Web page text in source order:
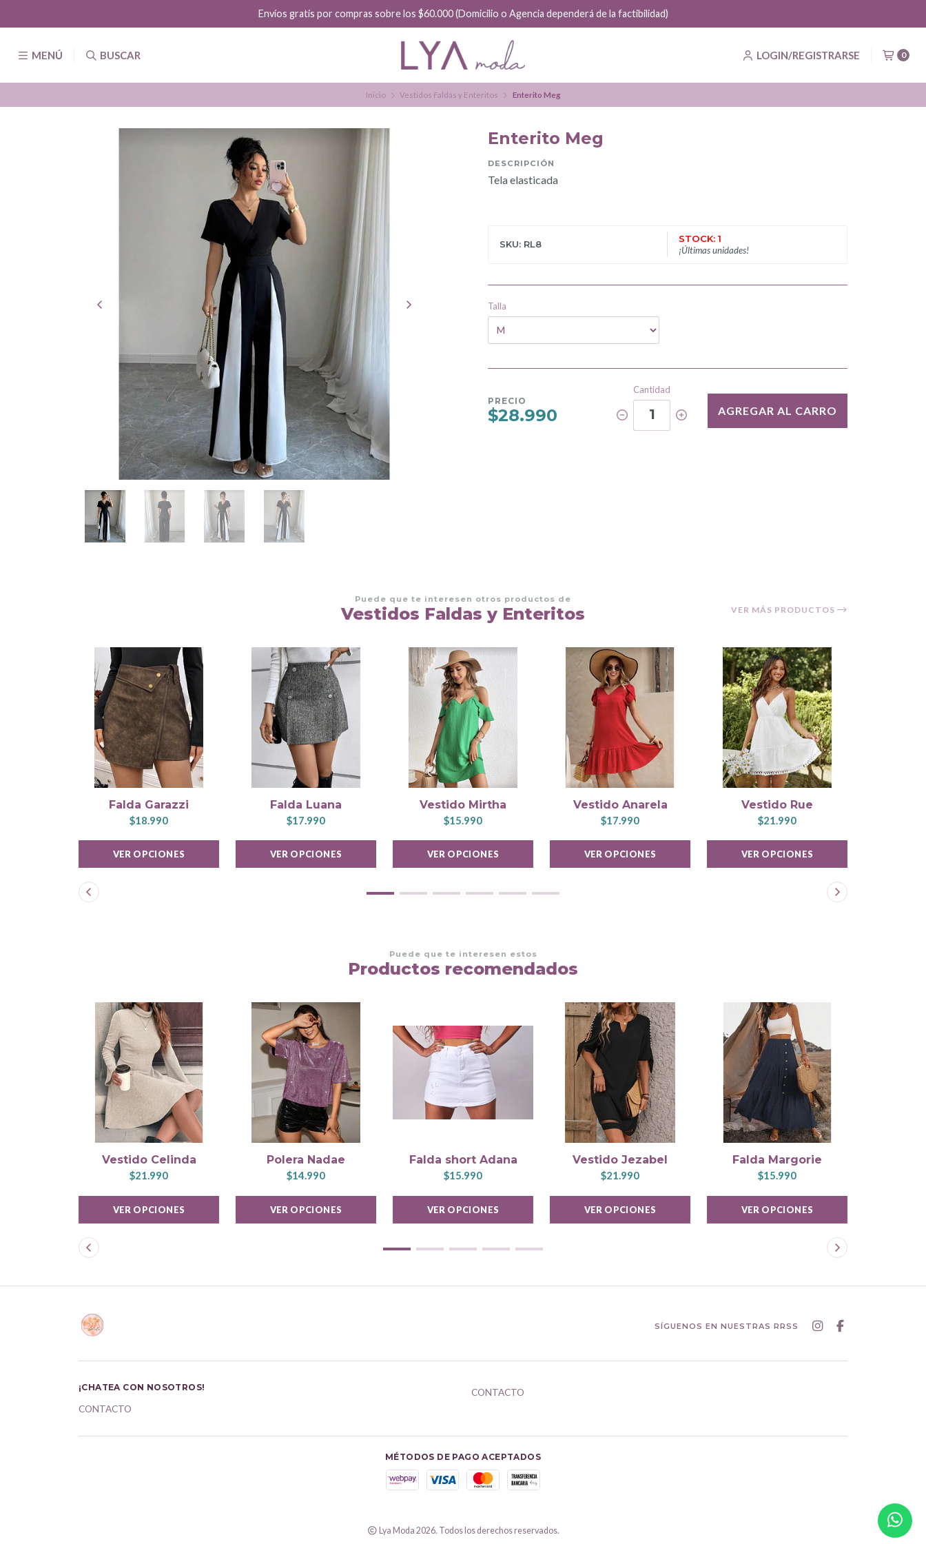
MENÚ BUSCAR LOGIN/REGISTRARSE 0
Envíos gratis por compras sobre los $60.000 (Domicilio o Agencia dependerá de la factibilidad)
Inicio Vestidos Faldas y Enteritos Enterito Meg
Enterito Meg
DESCRIPCIÓN
Tela elasticada
SKU: RL8
STOCK: 1
¡Últimas unidades!
Talla
PRECIO
$28.990
Cantidad
1 AGREGAR AL CARRO
Puede que te interesen otros productos de
Vestidos Faldas y Enteritos VER MÁS PRODUCTOS
Falda Garazzi
$18.990
VER OPCIONES
Falda Luana
$17.990
VER OPCIONES
Vestido Mirtha
$15.990
VER OPCIONES
Vestido Anarela
$17.990
VER OPCIONES
Vestido Rue
$21.990
VER OPCIONES
Puede que te interesen estos
Productos recomendados
Vestido Celinda
$21.990
VER OPCIONES
Polera Nadae
$14.990
VER OPCIONES
Falda short Adana
$15.990
VER OPCIONES
Vestido Jezabel
$21.990
VER OPCIONES
Falda Margorie
$15.990
VER OPCIONES
SÍGUENOS EN NUESTRAS RRSS
¡CHATEA CON NOSOTROS!
CONTACTO
CONTACTO
MÉTODOS DE PAGO ACEPTADOS
Lya Moda 2026. Todos los derechos reservados.